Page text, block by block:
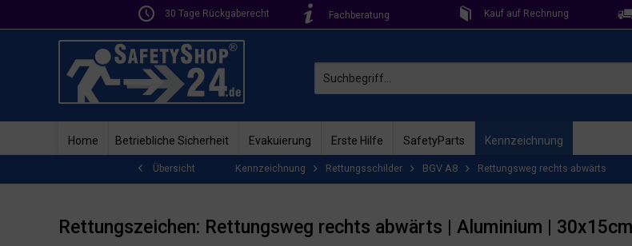
30 Tage Rückgaberecht Fachberatung Kauf auf Rechnung
Home Betriebliche Sicherheit Evakuierung Erste Hilfe SafetyParts Kennzeichnung
Übersicht Kennzeichnung Rettungsschilder BGV A8 Rettungsweg rechts abwärts
Rettungszeichen: Rettungsweg rechts abwärts | Aluminium | 30x15cm